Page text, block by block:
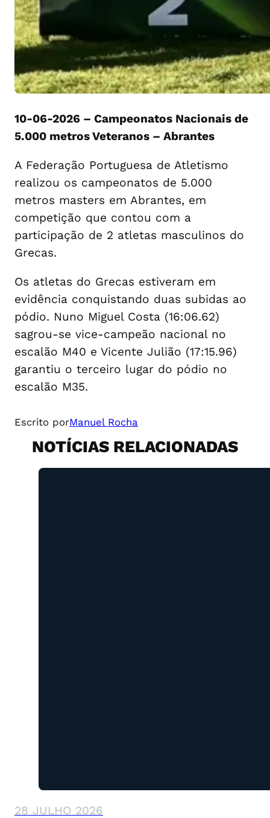
10-06-2026 – Campeonatos Nacionais de
5.000 metros Veteranos – Abrantes
A Federação Portuguesa de Atletismo
realizou os campeonatos de 5.000
metros masters em Abrantes, em
competição que contou com a
participação de 2 atletas masculinos do
Grecas.
Os atletas do Grecas estiveram em
evidência conquistando duas subidas ao
pódio. Nuno Miguel Costa (16:06.62)
sagrou-se vice-campeão nacional no
escalão M40 e Vicente Julião (17:15.96)
garantiu o terceiro lugar do pódio no
escalão M35.
Escrito porManuel Rocha
NOTÍCIAS RELACIONADAS
28 JULHO 2026